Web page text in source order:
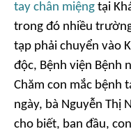
tay chân miệng tại
trong đó nhiều
tạp phải chuyển vào
độc, Bệnh viện Bệnh
Chăm con mắc bệnh
ngày, bà Nguyễn Thị
cho biết, ban đầu,